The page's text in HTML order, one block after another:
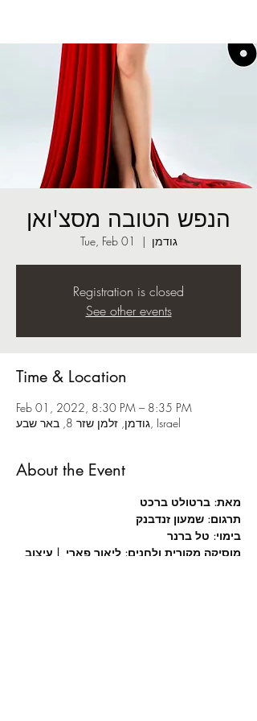
הנפש הטובה מסצ'ואן
Tue, Feb 01
  |
גודמן
Registration is closed
See other events
Time & Location
Feb 01, 2022, 8:30 PM – 8:35 PM
גודמן, זלמן שזר 8, באר שבע, Israel
About the Event
מאת: ברטולט ברכט
תרגום: שמעון זנדבנק
בימוי: טל ברנר
מוסיקה מקורית ולחנים: ליאור פארי  | עיצוב